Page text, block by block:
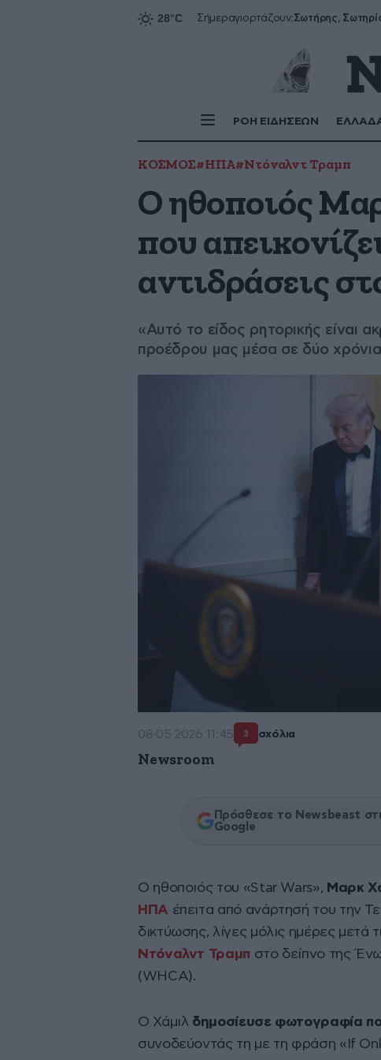
Σήμεραγιορτάζουν:
ΡΟΗ ΕΙΔΗΣΕΩΝ
ΚΟΣΜΟΣ#ΗΠΑ#Ντόναλντ Τραμπ
Ο ηθοποιός
που
αντιδράσεις
«Αυτό το είδος ρητορικής είναι
προέδρου μας μέσα σε δύο
08·05·2026 11:45 3 σχόλια
Newsroom
Πρόσθεσε το Newsbeast
Google
Ο ηθοποιός του «Star Wars», Μαρκ
ΗΠΑ έπειτα από ανάρτησή του την
δικτύωσης, λίγες μόλις ημέρες μετά
Ντόναλντ Τραμπ στο δείπνο της
(WHCA).
Ο Χάμιλ δημοσίευσε φωτογραφία
συνοδεύοντάς τη με τη φράση «If